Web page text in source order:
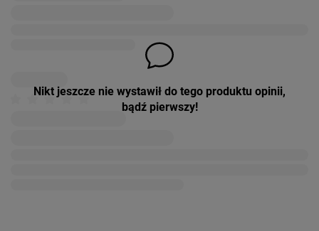
Nikt jeszcze nie wystawił do tego produktu opinii,
bądź pierwszy!